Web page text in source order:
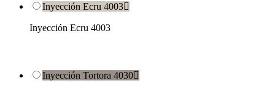
Inyección Ecru 4003
Inyección Ecru 4003
Inyección Tortora 4030